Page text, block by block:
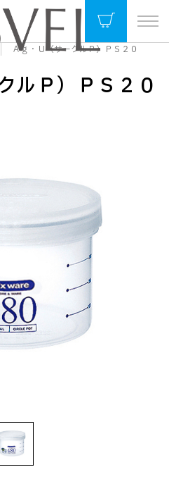
Ａｇ・Ｕ（サークルＰ）ＰＳ２０
ルＰ）ＰＳ２０